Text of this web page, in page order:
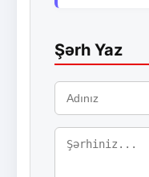
Şərh Yaz